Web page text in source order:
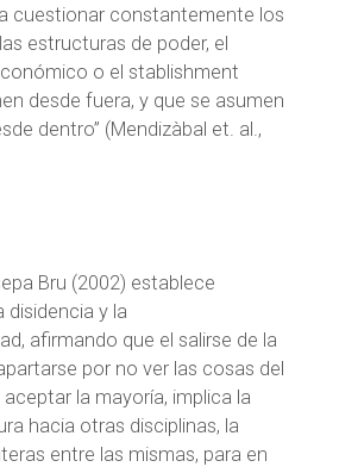
a cuestionar constantemente los
estructuras de poder, el
o el stablishment
desde fuera, y que se asumen
dentro” (Mendizàbal et. al.,
Bru (2002) establece
disidencia y la
afirmando que el salirse de la
por no ver las cosas del
la mayoría, implica la
hacia otras disciplinas, la
entre las mismas, para en